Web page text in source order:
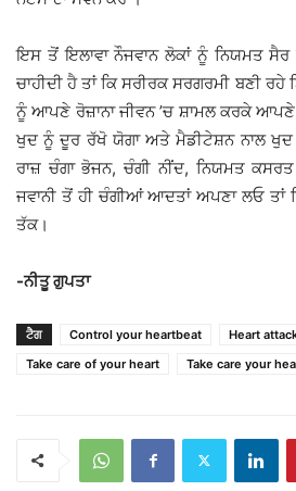
ਇਸ ਤੋਂ ਇਲਾਵਾ ਨੌਜਵਾਨ ਲੋਕਾਂ ਨੂੰ ਨਿਯਮਤ
ਚਾਹੀਦੀ ਹੈ ਤਾਂ ਕਿ ਸਰੀਰਕ ਸਰਗਰਮੀ ਬਣੀ
ਨੂੰ ਆਪਣੇ ਰੋਜ਼ਾਨਾ ਜੀਵਨ ’ਚ ਸ਼ਾਮਲ ਕਰਕੇ
ਖੁਦ ਨੂੰ ਦੂਰ ਰੱਖੋ ਯੋਗਾ ਅਤੇ ਮੈਡੀਟੇਸ਼ਨ ਨਾਲ ਖੁਦ
ਰਾਜ਼ ਚੰਗਾ ਭੋਜਨ, ਚੰਗੀ ਨੀਂਦ, ਨਿਯਮਤ
ਜਵਾਨੀ ਤੋਂ ਹੀ ਚੰਗੀਆਂ ਆਦਤਾਂ ਅਪਣਾ ਲਓ ਤਾਂ
ਤੱਕ।
-ਨੀਤੂ ਗੁਪਤਾ
ਟੈਗ Control your heartbeat Heart
Take care of your heart
Take care your